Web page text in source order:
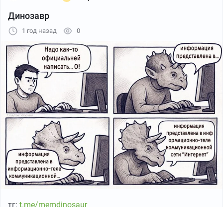
Динозавр
1 год назад 0
тг: t.me/memdinosaur